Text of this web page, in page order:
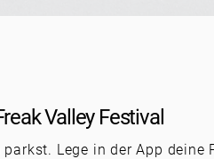
Valley Festival
Lege in der App deine